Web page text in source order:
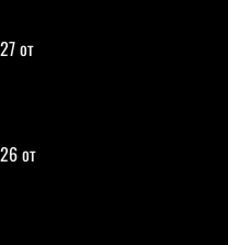
от
от